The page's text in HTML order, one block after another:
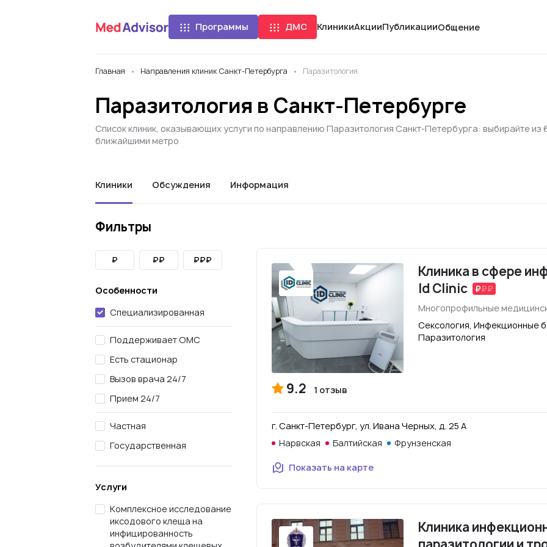
Программы ДМС КлиникиАкцииПубликацииОбщение
Главная Направления клиник Санкт-Петербурга Паразитология
Паразитология в Санкт-Петербурге
Список клиник, оказывающих услуги по направлению Паразитология Санкт-Петербурга: выбирайте из
ближайшими метро
Клиники Обсуждения Информация
Фильтры
₽ ₽₽ ₽₽₽
Особенности
Специализированная
Поддерживает ОМС
Есть стационар
Вызов врача 24/7
Прием 24/7
Частная
Государственная
Услуги
Комплексное исследование
иксодового клеща на
инфицированность
Клиника в сфере
Id Clinic
Многопрофильные
Сексология, Инфекционные
Паразитология
9.2 1 отзыв
г. Санкт-Петербург, ул. Ивана Черных, д. 25 А
Нарвская
Балтийская Фрунзенская
Показать на карте
Клиника